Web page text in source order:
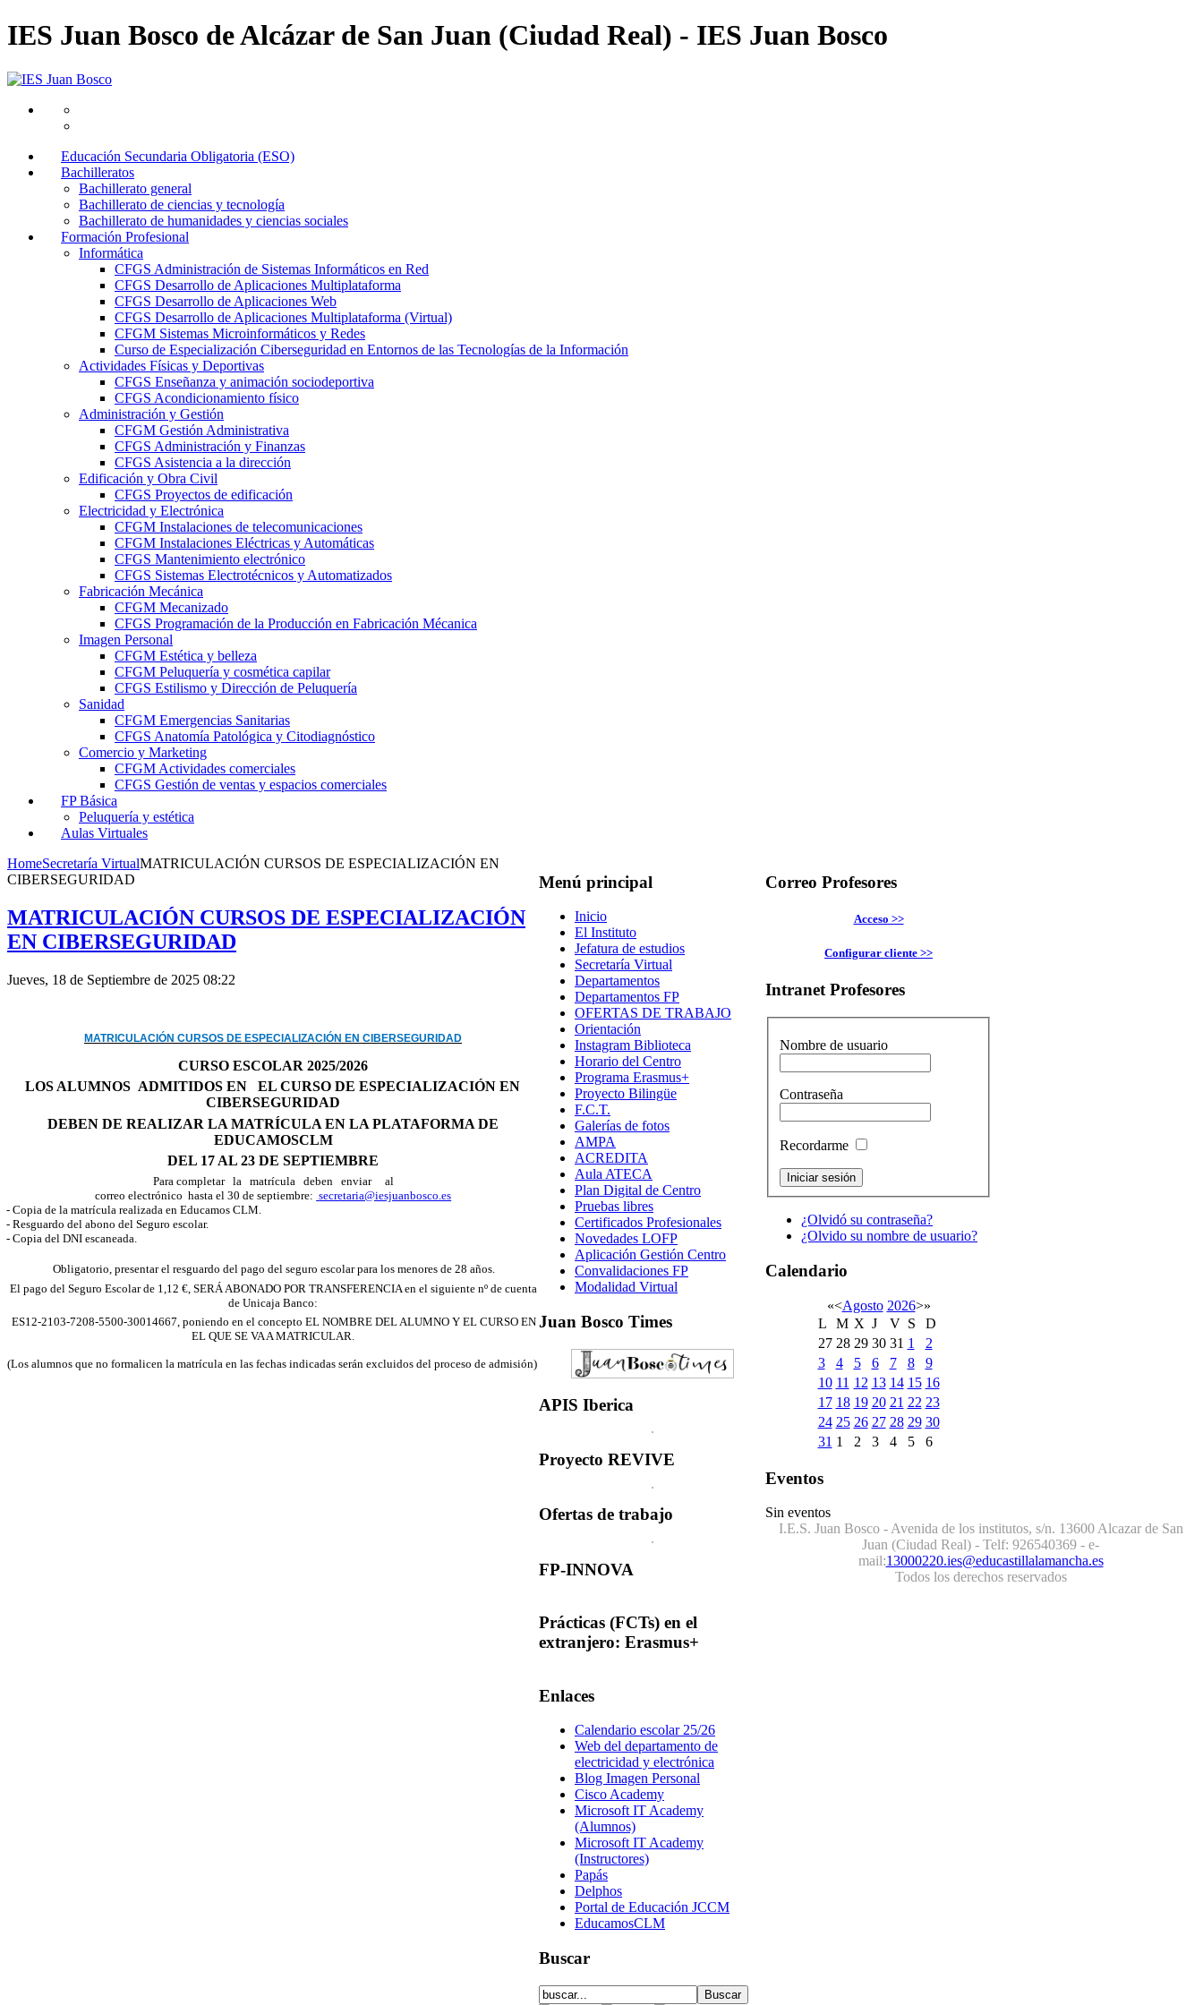
IES Juan Bosco de Alcázar de San Juan (Ciudad Real) - IES Juan Bosco
Educación Secundaria Obligatoria (ESO)
Bachilleratos
Bachillerato general
Bachillerato de ciencias y tecnología
Bachillerato de humanidades y ciencias sociales
Formación Profesional
Informática
CFGS Administración de Sistemas Informáticos en Red
CFGS Desarrollo de Aplicaciones Multiplataforma
CFGS Desarrollo de Aplicaciones Web
CFGS Desarrollo de Aplicaciones Multiplataforma (Virtual)
CFGM Sistemas Microinformáticos y Redes
Curso de Especialización Ciberseguridad en Entornos de las Tecnologías de la Información
Actividades Físicas y Deportivas
CFGS Enseñanza y animación sociodeportiva
CFGS Acondicionamiento físico
Administración y Gestión
CFGM Gestión Administrativa
CFGS Administración y Finanzas
CFGS Asistencia a la dirección
Edificación y Obra Civil
CFGS Proyectos de edificación
Electricidad y Electrónica
CFGM Instalaciones de telecomunicaciones
CFGM Instalaciones Eléctricas y Automáticas
CFGS Mantenimiento electrónico
CFGS Sistemas Electrotécnicos y Automatizados
Fabricación Mecánica
CFGM Mecanizado
CFGS Programación de la Producción en Fabricación Mécanica
Imagen Personal
CFGM Estética y belleza
CFGM Peluquería y cosmética capilar
CFGS Estilismo y Dirección de Peluquería
Sanidad
CFGM Emergencias Sanitarias
CFGS Anatomía Patológica y Citodiagnóstico
Comercio y Marketing
CFGM Actividades comerciales
CFGS Gestión de ventas y espacios comerciales
FP Básica
Peluquería y estética
Aulas Virtuales
HomeSecretaría VirtualMATRICULACIÓN CURSOS DE ESPECIALIZACIÓN EN
CIBERSEGURIDAD
MATRICULACIÓN CURSOS DE ESPECIALIZACIÓN
EN CIBERSEGURIDAD
Jueves, 18 de Septiembre de 2025 08:22
MATRICULACIÓN CURSOS DE ESPECIALIZACIÓN EN CIBERSEGURIDAD
CURSO ESCOLAR 2025/2026
LOS ALUMNOS ADMITIDOS EN EL CURSO DE ESPECIALIZACIÓN EN
CIBERSEGURIDAD
DEBEN DE REALIZAR LA MATRÍCULA EN LA PLATAFORMA DE
EDUCAMOSCLM
DEL 17 AL 23 DE SEPTIEMBRE
Para completar la matrícula deben enviar al
correo electrónico hasta el 30 de septiembre: secretaria@iesjuanbosco.es
- Copia de la matrícula realizada en Educamos CLM.
- Resguardo del abono del Seguro escolar.
- Copia del DNI escaneada.
Obligatorio, presentar el resguardo del pago del seguro escolar para los menores de 28 años.
El pago del Seguro Escolar de 1,12 €, SERÁ ABONADO POR TRANSFERENCIA en el siguiente nº de cuenta
de Unicaja Banco:
ES12-2103-7208-5500-30014667, poniendo en el concepto EL NOMBRE DEL ALUMNO Y EL CURSO EN
EL QUE SE VA A MATRICULAR.
(Los alumnos que no formalicen la matrícula en las fechas indicadas serán excluidos del proceso de admisión)
Menú principal
Inicio
El Instituto
Jefatura de estudios
Secretaría Virtual
Departamentos
Departamentos FP
OFERTAS DE TRABAJO
Orientación
Instagram Biblioteca
Horario del Centro
Programa Erasmus+
Proyecto Bilingüe
F.C.T.
Galerías de fotos
AMPA
ACREDITA
Aula ATECA
Plan Digital de Centro
Pruebas libres
Certificados Profesionales
Novedades LOFP
Aplicación Gestión Centro
Convalidaciones FP
Modalidad Virtual
Juan Bosco Times
APIS Iberica
Proyecto REVIVE
Ofertas de trabajo
FP-INNOVA
Prácticas (FCTs) en el
extranjero: Erasmus+
Enlaces
Calendario escolar 25/26
Web del departamento de
electricidad y electrónica
Blog Imagen Personal
Cisco Academy
Microsoft IT Academy
(Alumnos)
Microsoft IT Academy
(Instructores)
Papás
Delphos
Portal de Educación JCCM
EducamosCLM
Buscar
Correo Profesores
Acceso >>
Configurar cliente >>
Intranet Profesores
Nombre de usuario
Contraseña
Recordarme
¿Olvidó su contraseña?
¿Olvido su nombre de usuario?
Calendario
«<Agosto 2026>»
L
M X J V S
D
27 28 29 30 31 1
2
3
4 5 6 7 8
9
10 11 12 13 14 15 16
17 18 19 20 21 22 23
24 25 26 27 28 29 30
31 1 2 3 4 5 6
Eventos
Sin eventos
I.E.S. Juan Bosco - Avenida de los institutos, s/n. 13600 Alcazar de San
Juan (Ciudad Real) - Telf: 926540369 - e-
mail:13000220.ies@educastillalamancha.es
Todos los derechos reservados